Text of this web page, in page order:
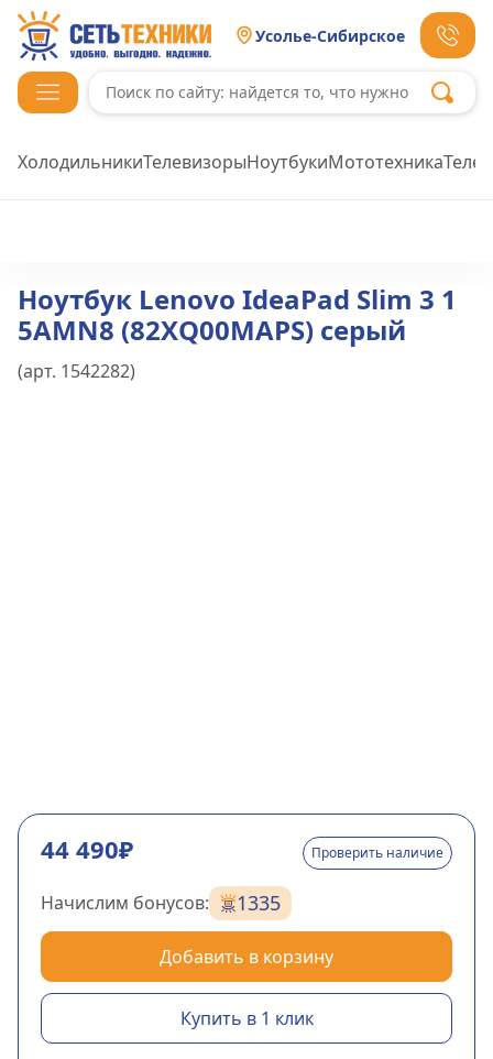
Усолье-Сибирское
ХолодильникиТелевизорыНоутбукиМототехника
Ноутбук Lenovo IdeaPad Slim 3 1
5AMN8 (82XQ00MAPS) серый
(арт. 1542282)
44 490₽ Проверить наличие
Начислим бонусов: 1335
Добавить в корзину
Купить в 1 клик